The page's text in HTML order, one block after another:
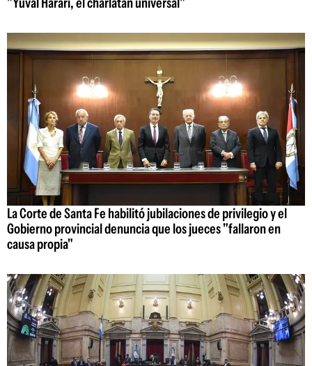
La Corte de Santa Fe habilitó jubilaciones de privilegio y el
Gobierno provincial denuncia que los jueces "fallaron en
causa propia"